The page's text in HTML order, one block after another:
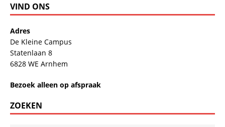
VIND ONS
Adres
De Kleine Campus
Statenlaan 8
6828 WE Arnhem
Bezoek alleen op afspraak
ZOEKEN